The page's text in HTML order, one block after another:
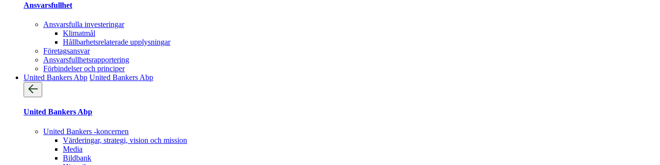
Ansvarsfullhet
Ansvarsfulla investeringar
Klimatmål
Hållbarhetsrelaterade upplysningar
Företagsansvar
Ansvarsfullhets­rapportering
Förbindelser och principer
United Bankers Abp United Bankers Abp
United Bankers Abp
United Bankers -koncernen
Värderingar, strategi, vision och mission
Media
Bildbank